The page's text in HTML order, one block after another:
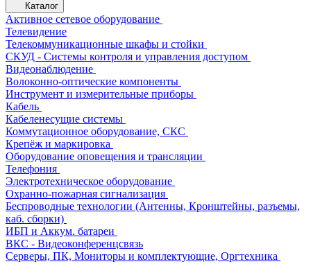
Каталог
Активное сетевое оборудование
Телевидение
Телекоммуникационные шкафы и стойки
СКУД - Системы контроля и управления доступом
Видеонаблюдение
Волоконно-оптические компоненты
Инструмент и измерительные приборы
Кабель
Кабеленесущие системы
Коммутационное оборудование, СКС
Крепёж и маркировка
Оборудование оповещения и трансляции
Телефония
Электротехническое оборудование
Охранно-пожарная сигнализация
Беспроводные технологии (Антенны, Кронштейны, разъемы,
каб. сборки)
ИБП и Аккум. батареи
ВКС - Видеоконференцсвязь
Серверы, ПК, Мониторы и комплектующие, Оргтехника